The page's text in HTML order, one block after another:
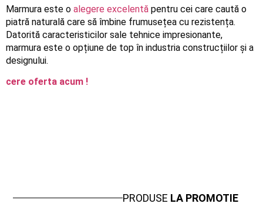
Marmura este o alegere excelentă pentru cei care caută o
piatră naturală care să îmbine frumusețea cu rezistența.
Datorită caracteristicilor sale tehnice impresionante,
marmura este o opțiune de top în industria construcțiilor și a
designului.
cere oferta acum !
PRODUSE LA PROMOTIE